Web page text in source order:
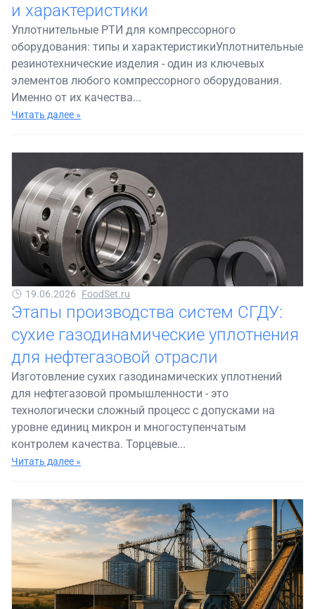
и характеристики
Уплотнительные РТИ для компрессорного
оборудования: типы и характеристикиУплотнительные
резинотехнические изделия - один из ключевых
элементов любого компрессорного оборудования.
Именно от их качества...
Читать далее »
19.06.2026 FoodSet.ru
Этапы производства систем СГДУ:
сухие газодинамические уплотнения
для нефтегазовой отрасли
Изготовление сухих газодинамических уплотнений
для нефтегазовой промышленности - это
технологически сложный процесс с допусками на
уровне единиц микрон и многоступенчатым
контролем качества. Торцевые...
Читать далее »